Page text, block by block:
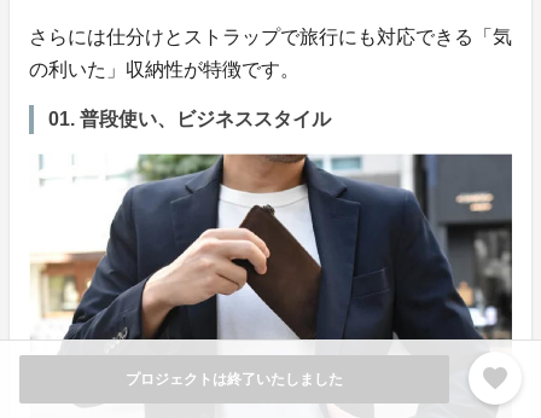
プロジェクトは終了いたしました favorite
さらには仕分けとストラップで旅行にも対応できる「気
の利いた」収納性が特徴です。
01. 普段使い、ビジネススタイル